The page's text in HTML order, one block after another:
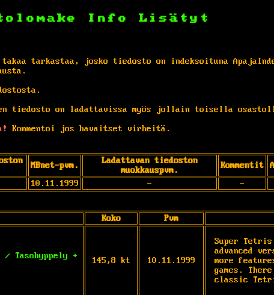
Info
Lisätyt
tarkastaa, josko tiedosto on indeksoituna
tiedosto on ladattavissa myös jollain toisella
Kommentoi jos havaitset virheitä.
MBnet-pvm.
Ladattavan tiedoston
muokkauspvm.
Kommentit
10.11.1999 - -
Koko Pvm
Tasohyppely +
145,8 kt 10.11.1999
Super
advanced
more
games.
classic